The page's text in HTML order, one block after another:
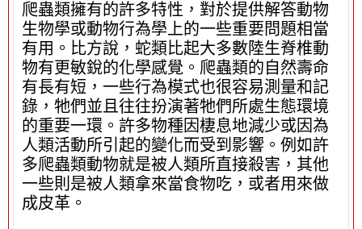
爬蟲類擁有的許多特性，對於提供解答動物
生物學或動物行為學上的一些重要問題相當
有用。比方說，蛇類比起大多數陸生脊椎動
物有更敏銳的化學感覺。爬蟲類的自然壽命
有長有短，一些行為模式也很容易測量和記
錄，牠們並且往往扮演著牠們所處生態環境
的重要一環。許多物種因棲息地減少或因為
人類活動所引起的變化而受到影響。例如許
多爬蟲類動物就是被人類所直接殺害，其他
一些則是被人類拿來當食物吃，或者用來做
成皮革。